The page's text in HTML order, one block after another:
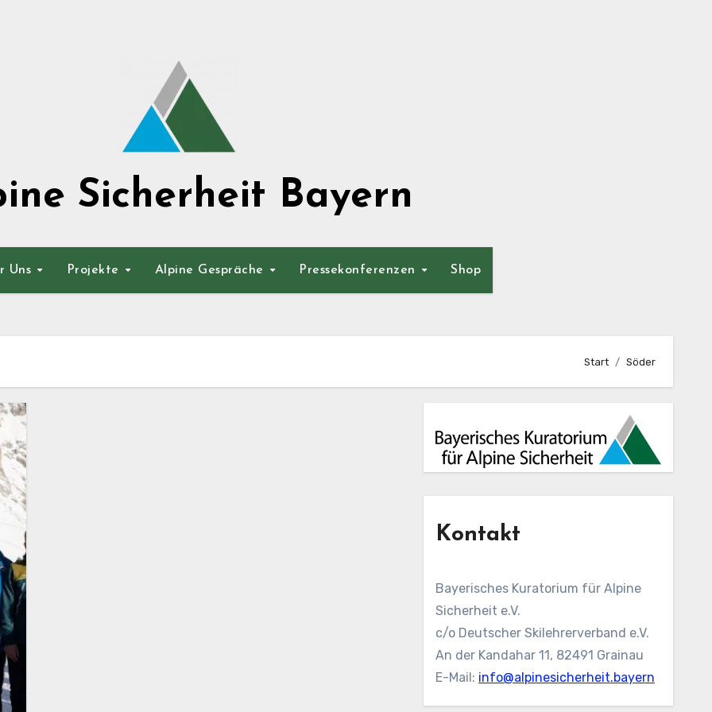
Sicherheit Bayern
Uns Projekte Alpine Gespräche Pressekonferenzen Shop
Start Söder
Kontakt
Bayerisches Kuratorium für Alpine
Sicherheit e.V.
c/o Deutscher Skilehrerverband e.V.
An der Kandahar 11, 82491 Grainau
E-Mail: info@alpinesicherheit.bayern